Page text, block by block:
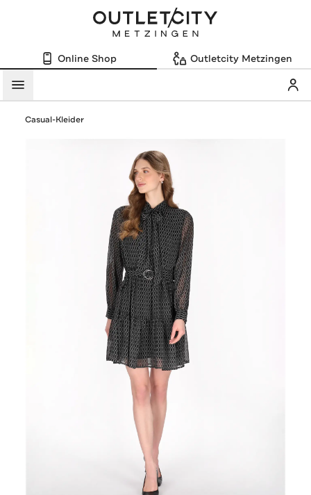
Online Shop Outletcity Metzingen
Menü
Casual-Kleider